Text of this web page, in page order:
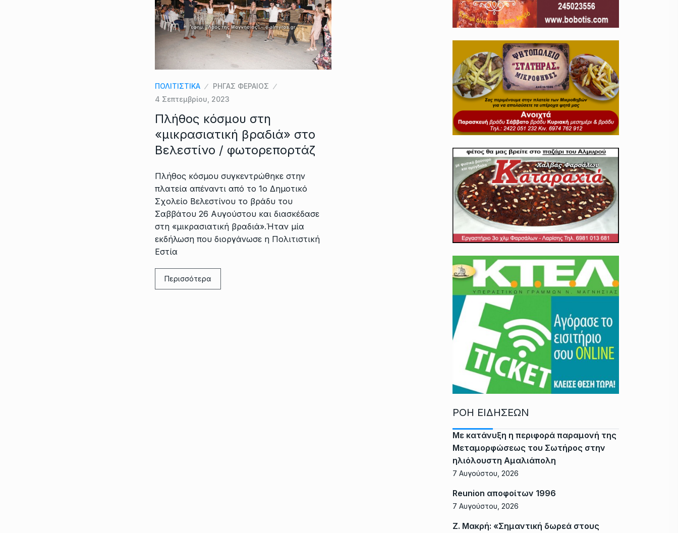
ΠΟΛΙΤΙΣΤΙΚΑ
ΡΗΓΑΣ ΦΕΡΑΙΟΣ
4 Σεπτεμβρίου, 2023
Πλήθος κόσμου στη
«μικρασιατική βραδιά» στο
Βελεστίνο / φωτορεπορτάζ
Πλήθος κόσμου συγκεντρώθηκε στην
πλατεία απέναντι από το 1ο Δημοτικό
Σχολείο Βελεστίνου το βράδυ του
Σαββάτου 26 Αυγούστου και διασκέδασε
στη «μικρασιατική βραδιά».Ήταν μία
εκδήλωση που διοργάνωσε η Πολιτιστική
Εστία
Περισσότερα
ΡΟΗ ΕΙΔΗΣΕΩΝ
Με κατάνυξη η περιφορά παραμονή της
Μεταμορφώσεως του Σωτήρος στην
ηλιόλουστη Αμαλιάπολη
7 Αυγούστου, 2026
Reunion αποφοίτων 1996
7 Αυγούστου, 2026
Ζ. Μακρή: «Σημαντική δωρεά στους